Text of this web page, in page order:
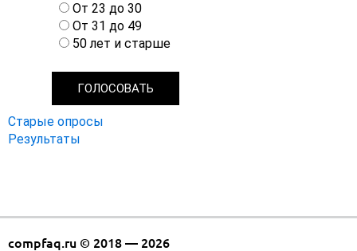
р
и
а
От 23 до 30
От 31 до 49
50 лет и старше
Старые опросы
Результаты
compfaq.ru © 2018 — 2026